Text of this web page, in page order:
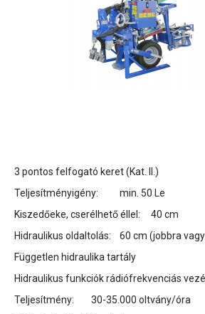
3 pontos felfogató keret (Kat. II.)
Teljesítményigény: min. 50 Le
Kiszedőeke, cserélhető éllel: 40 cm
Hidraulikus oldaltolás: 60 cm (jobbra
Független hidraulika tartály
Hidraulikus funkciók rádiófrekvenciás
Teljesítmény: 30-35.000 oltvány/óra